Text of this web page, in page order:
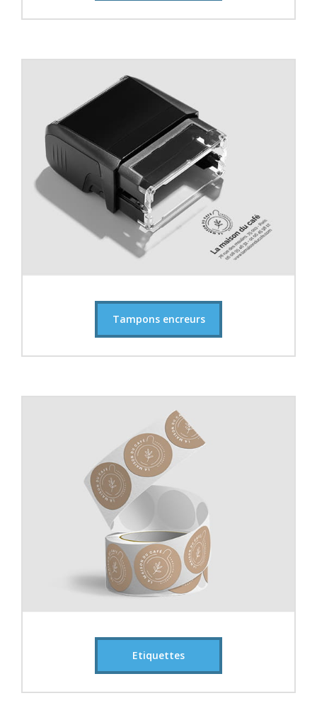
Tampons encreurs
Etiquettes